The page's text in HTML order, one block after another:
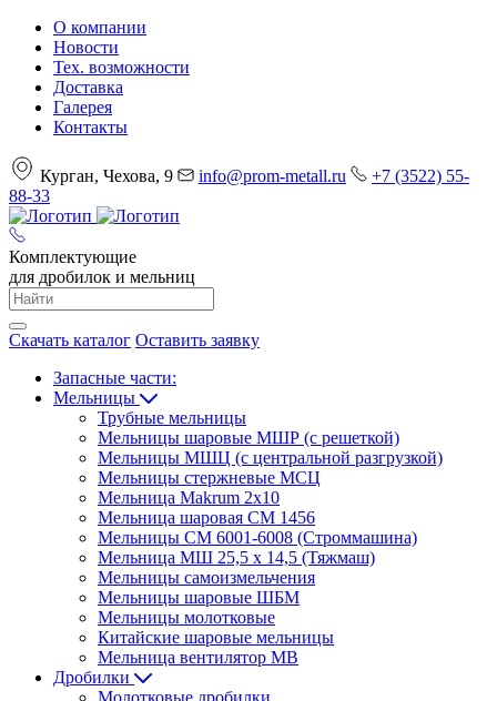
О компании
Новости
Тех. возможности
Доставка
Галерея
Контакты
Курган, Чехова, 9 info@prom-metall.ru
+7 (3522) 55-
88-33
Комплектующие
для дробилок и мельниц
Скачать каталог Оставить заявку
Запасные части:
Мельницы
Трубные мельницы
Мельницы шаровые МШР (с решеткой)
Мельницы МШЦ (с центральной разгрузкой)
Мельницы стержневые МСЦ
Мельница Makrum 2х10
Мельница шаровая СМ 1456
Мельницы СМ 6001-6008 (Строммашина)
Мельница МШ 25,5 х 14,5 (Тяжмаш)
Мельницы самоизмельчения
Мельницы шаровые ШБМ
Мельницы молотковые
Китайские шаровые мельницы
Мельница вентилятор МВ
Дробилки
Молотковые дробилки